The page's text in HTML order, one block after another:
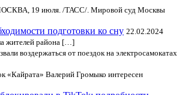
19 июля. /ТАСС/. Мировой суд Москвы
подготовки ко сну 22.02.2024
жителей района […]
воздержаться от поездок на электросамокатах
«Кайрата» Валерий Громыко интересен